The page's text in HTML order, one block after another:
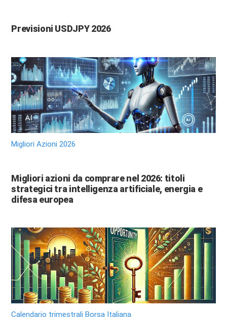
Previsioni USDJPY 2026
Migliori Azioni 2026
Migliori azioni da comprare nel 2026: titoli
strategici tra intelligenza artificiale, energia e
difesa europea
Calendario trimestrali Borsa Italiana